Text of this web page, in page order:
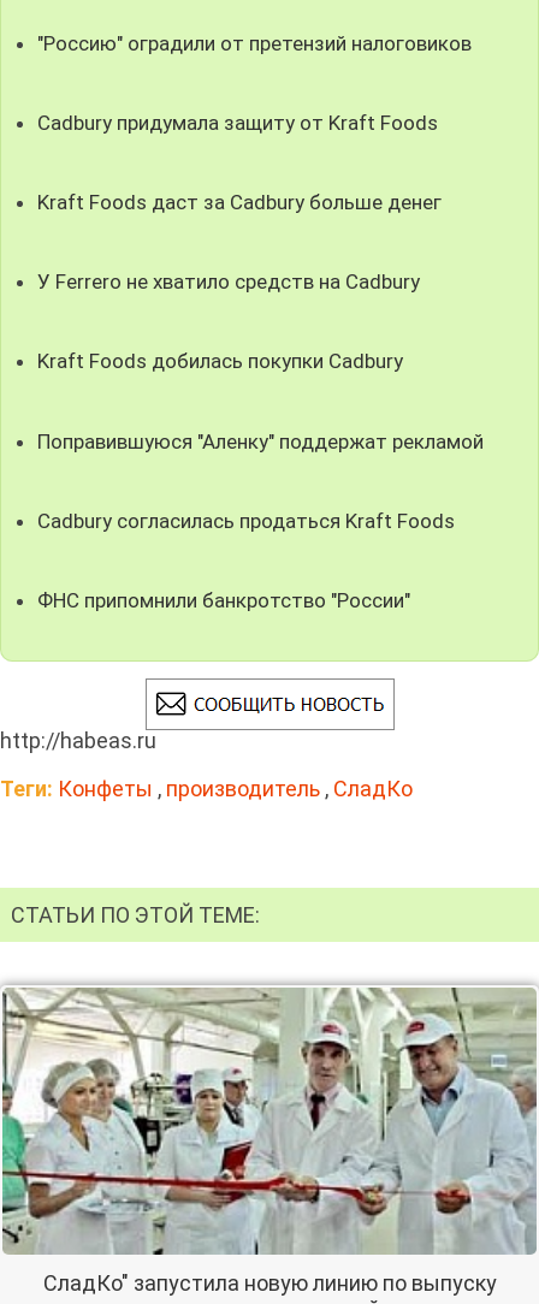
"Россию" оградили от претензий налоговиков
Cadbury придумала защиту от Kraft Foods
Kraft Foods даст за Cadbury больше денег
У Ferrero не хватило средств на Cadbury
Kraft Foods добилась покупки Cadbury
Поправившуюся "Аленку" поддержат рекламой
Cadbury согласилась продаться Kraft Foods
ФНС припомнили банкротство "России"
http://habeas.ru
Теги: Конфеты , производитель , СладКо
СТАТЬИ ПО ЭТОЙ ТЕМЕ:
СладКо" запустила новую линию по выпуску